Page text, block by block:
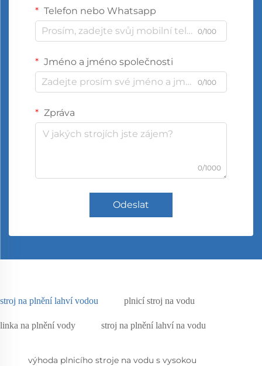
Telefon nebo Whatsapp
0/100
Jméno a jméno společnosti
0/100
Zpráva
0/1000
Odeslat
stroj na plnění lahví vodou plnicí stroj na vodu
linka na plnění vody stroj na plnění lahví na vodu
výhoda plnicího stroje na vodu s vysokou